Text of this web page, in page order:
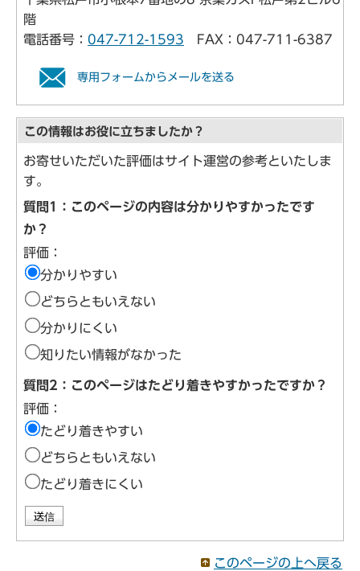
階
電話番号： 047-712-1593 FAX：047-711-6387
専用フォームからメールを送る
この情報はお役に立ちましたか？
お寄せいただいた評価はサイト運営の参考といたしま
す。
質問1：このページの内容は分かりやすかったです
か？
評価：
分かりやすい
どちらともいえない
分かりにくい
知りたい情報がなかった
質問2：このページはたどり着きやすかったですか？
評価：
たどり着きやすい
どちらともいえない
たどり着きにくい
このページの上へ戻る